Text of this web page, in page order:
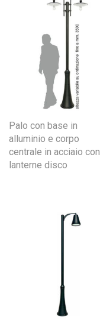
Palo con base in
alluminio e corpo
centrale in acciaio con
lanterne disco